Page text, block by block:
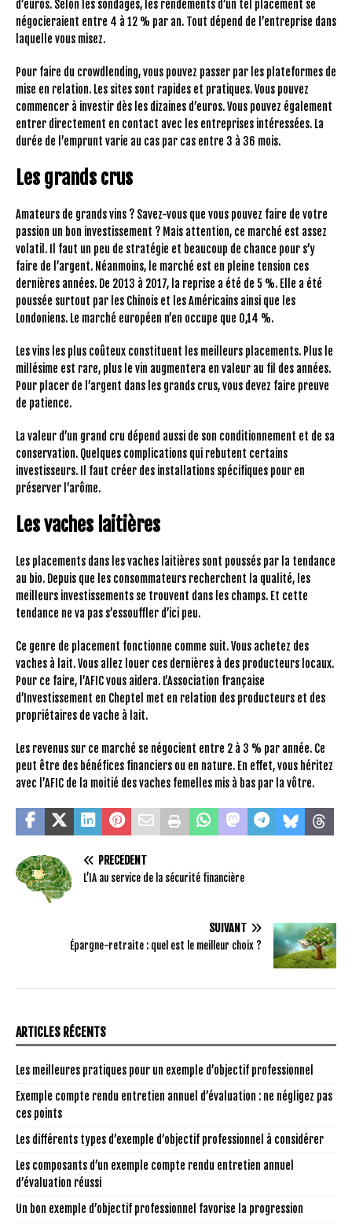
d’euros. Selon les sondages, les rendements d’un tel placement se
négocieraient entre 4 à 12 % par an. Tout dépend de l’entreprise dans
laquelle vous misez.
Pour faire du crowdlending, vous pouvez passer par les plateformes de
mise en relation. Les sites sont rapides et pratiques. Vous pouvez
commencer à investir dès les dizaines d’euros. Vous pouvez également
entrer directement en contact avec les entreprises intéressées. La
durée de l’emprunt varie au cas par cas entre 3 à 36 mois.
Les grands crus
Amateurs de grands vins ? Savez-vous que vous pouvez faire de votre
passion un bon investissement ? Mais attention, ce marché est assez
volatil. Il faut un peu de stratégie et beaucoup de chance pour s’y
faire de l’argent. Néanmoins, le marché est en pleine tension ces
dernières années. De 2013 à 2017, la reprise a été de 5 %. Elle a été
poussée surtout par les Chinois et les Américains ainsi que les
Londoniens. Le marché européen n’en occupe que 0,14 %.
Les vins les plus coûteux constituent les meilleurs placements. Plus le
millésime est rare, plus le vin augmentera en valeur au fil des années.
Pour placer de l’argent dans les grands crus, vous devez faire preuve
de patience.
La valeur d’un grand cru dépend aussi de son conditionnement et de sa
conservation. Quelques complications qui rebutent certains
investisseurs. Il faut créer des installations spécifiques pour en
préserver l’arôme.
Les vaches laitières
Les placements dans les vaches laitières sont poussés par la tendance
au bio. Depuis que les consommateurs recherchent la qualité, les
meilleurs investissements se trouvent dans les champs. Et cette
tendance ne va pas s’essouffler d’ici peu.
Ce genre de placement fonctionne comme suit. Vous achetez des
vaches à lait. Vous allez louer ces dernières à des producteurs locaux.
Pour ce faire, l’AFIC vous aidera. L’Association française
d’Investissement en Cheptel met en relation des producteurs et des
propriétaires de vache à lait.
Les revenus sur ce marché se négocient entre 2 à 3 % par année. Ce
peut être des bénéfices financiers ou en nature. En effet, vous héritez
avec l’AFIC de la moitié des vaches femelles mis à bas par la vôtre.
PRÉCÉDENT
L’IA au service de la sécurité financière
SUIVANT
Épargne-retraite : quel est le meilleur choix ?
ARTICLES RÉCENTS
Les meilleures pratiques pour un exemple d’objectif professionnel
Exemple compte rendu entretien annuel d’évaluation : ne négligez pas
ces points
Les différents types d’exemple d’objectif professionnel à considérer
Les composants d’un exemple compte rendu entretien annuel
d’évaluation réussi
Un bon exemple d’objectif professionnel favorise la progression